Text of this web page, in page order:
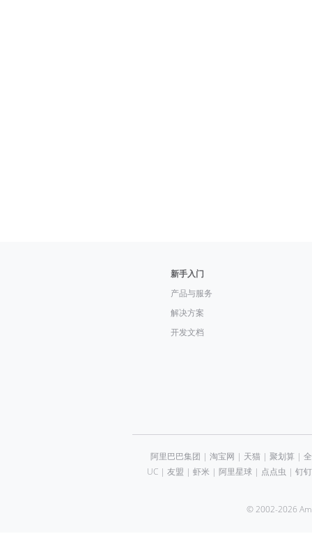
新手入门
产品与服务
解决方案
开发文档
阿里巴巴集团 | 淘宝网 | 天猫| 聚划算 |
UC| 友盟 | 虾米 | 阿里星球| 点点虫 | 钉钉
© 2002-2026